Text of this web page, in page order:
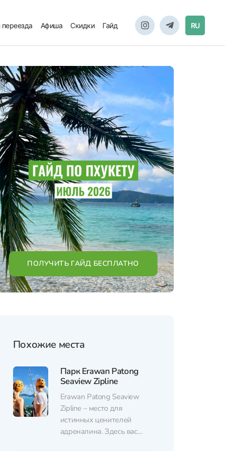
Афиша Скидки Гайд RU
ПОЛУЧИТЬ ГАЙД БЕСПЛАТНО
Похожие места
Парк Erawan Patong
Seaview Zipline
Erawan Patong Seaview
Zipline – место для
истинных ценителей
адреналина. Здесь вас